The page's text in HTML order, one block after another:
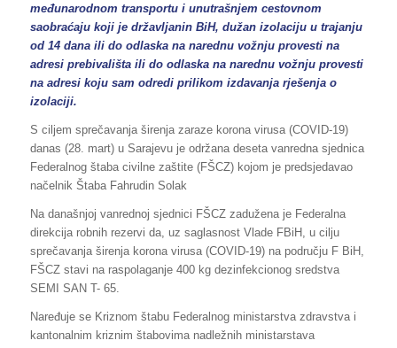
međunarodnom transportu i unutrašnjem cestovnom
saobraćaju koji je državljanin BiH, dužan izolaciju u trajanju
od 14 dana ili do odlaska na narednu vožnju provesti na
adresi prebivališta ili do odlaska na narednu vožnju provesti
na adresi koju sam odredi prilikom izdavanja rješenja o
izolaciji.
S ciljem sprečavanja širenja zaraze korona virusa (COVID-19)
danas (28. mart) u Sarajevu je održana deseta vanredna sjednica
Federalnog štaba civilne zaštite (FŠCZ) kojom je predsjedavao
načelnik Štaba Fahrudin Solak
Na današnjoj vanrednoj sjednici FŠCZ zadužena je Federalna
direkcija robnih rezervi da, uz saglasnost Vlade FBiH, u cilju
sprečavanja širenja korona virusa (COVID-19) na području F BiH,
FŠCZ stavi na raspolaganje 400 kg dezinfekcionog sredstva
SEMI SAN T- 65.
Naređuje se Kriznom štabu Federalnog ministarstva zdravstva i
kantonalnim kriznim štabovima nadležnih ministarstava